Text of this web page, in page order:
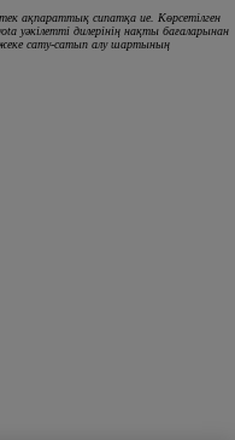
ақпараттық сипатқа ие. Көрсетілген
уәкілетті дилерінің нақты бағаларынан
жеке сату-сатып алу шартының